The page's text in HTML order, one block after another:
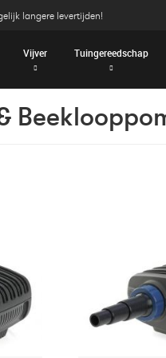
langere levertijden!
Vijver Tuingereedschap